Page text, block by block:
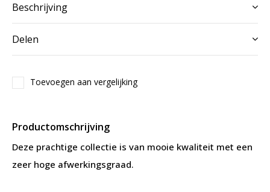
Beschrijving
Delen
Toevoegen aan vergelijking
Productomschrijving
Deze prachtige collectie is van mooie kwaliteit met een
zeer hoge afwerkingsgraad.